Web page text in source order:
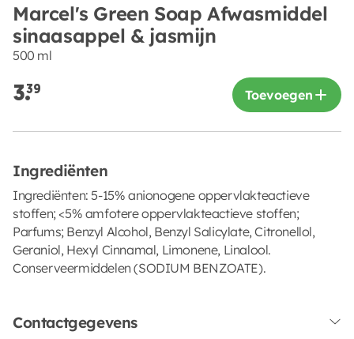
Marcel's Green Soap Afwasmiddel
sinaasappel & jasmijn
500 ml
3.39 Toevoegen
Ingrediënten
Ingrediënten: 5-15% anionogene oppervlakteactieve
stoffen; <5% amfotere oppervlakteactieve stoffen;
Parfums; Benzyl Alcohol, Benzyl Salicylate, Citronellol,
Geraniol, Hexyl Cinnamal, Limonene, Linalool.
Conserveermiddelen (SODIUM BENZOATE).
Contactgegevens